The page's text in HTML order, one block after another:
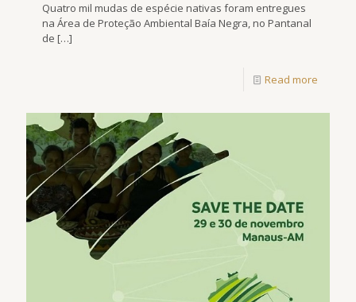
Quatro mil mudas de espécie nativas foram entregues
na Área de Proteção Ambiental Baía Negra, no Pantanal
de […]
Read more